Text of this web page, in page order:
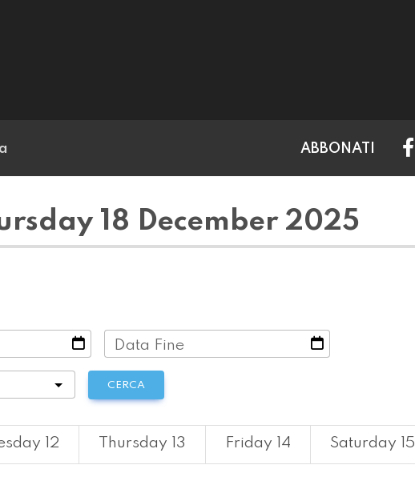
ABBONATI
18 December 2025
Data Fine
CERCA
12 Thursday 13 Friday 14 Saturday 15